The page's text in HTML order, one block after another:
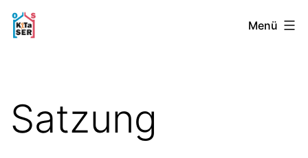
Zum
Inhalt
Kita-
Menü
Satzung